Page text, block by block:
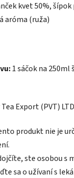
kvet 50%,
aróma (ruža)
1 sáčok na 250ml
Export (PVT)
produkt nie je
ste osobou s
sa o užívaní s